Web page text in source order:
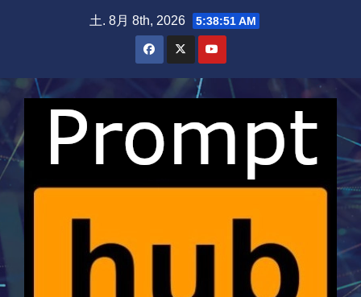
土. 8月 8th, 2026 5:38:52 AM